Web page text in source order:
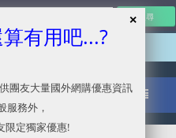
有用吧...?
團友大量國外網購優惠資訊
服務外，
限定獨家優惠!